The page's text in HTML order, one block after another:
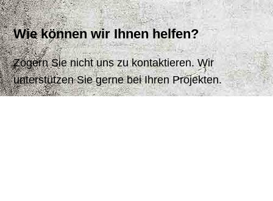
Wie können wir Ihnen helfen?
Zögern Sie nicht uns zu kontaktieren. Wir
unterstützen Sie gerne bei Ihren Projekten.